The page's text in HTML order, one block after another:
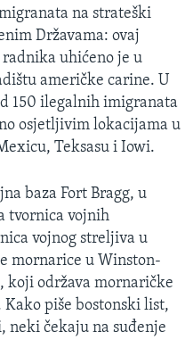
na strateški
Državama: ovaj
uhićeno je u
američke carine. U
150 ilegalnih imigranata
osjetljivim lokacijama u
Teksasu i Iowi.
baza Fort Bragg, u
tvornica vojnih
vojnog streljiva u
mornarice u Winston-
koji održava mornaričke
Kako piše bostonski list,
neki čekaju na suđenje